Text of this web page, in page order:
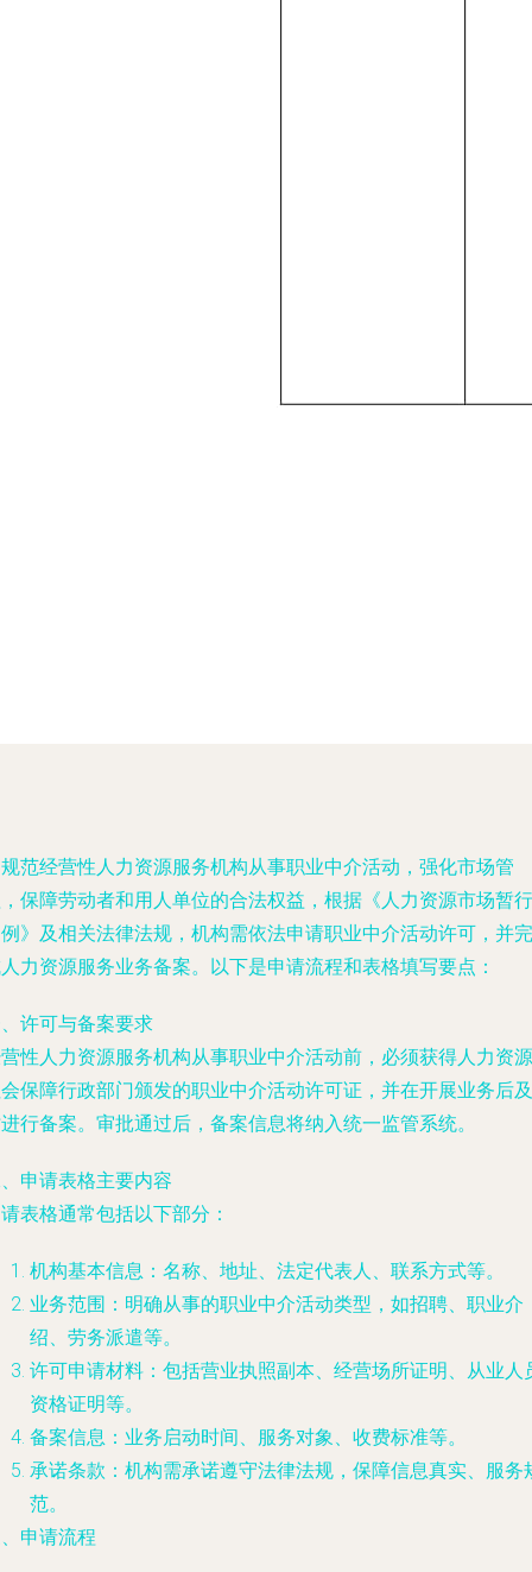
范经营性人力资源服务机构从事职业中介活动，强化市场管
保障劳动者和用人单位的合法权益，根据《人力资源市场暂行
》及相关法律法规，机构需依法申请职业中介活动许可，并完
力资源服务业务备案。以下是申请流程和表格填写要点：
许可与备案要求
性人力资源服务机构从事职业中介活动前，必须获得人力资源
保障行政部门颁发的职业中介活动许可证，并在开展业务后及
行备案。审批通过后，备案信息将纳入统一监管系统。
申请表格主要内容
表格通常包括以下部分：
机构基本信息：名称、地址、法定代表人、联系方式等。
业务范围：明确从事的职业中介活动类型，如招聘、职业介
绍、劳务派遣等。
许可申请材料：包括营业执照副本、经营场所证明、从业人
资格证明等。
备案信息：业务启动时间、服务对象、收费标准等。
承诺条款：机构需承诺遵守法律法规，保障信息真实、服务
范。
申请流程